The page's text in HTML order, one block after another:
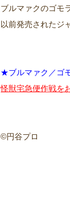
ブルマァクのゴモ
以前発売されたジ
★ブルマァク／ゴ
怪獣宅急便作戦を
©円谷プロ